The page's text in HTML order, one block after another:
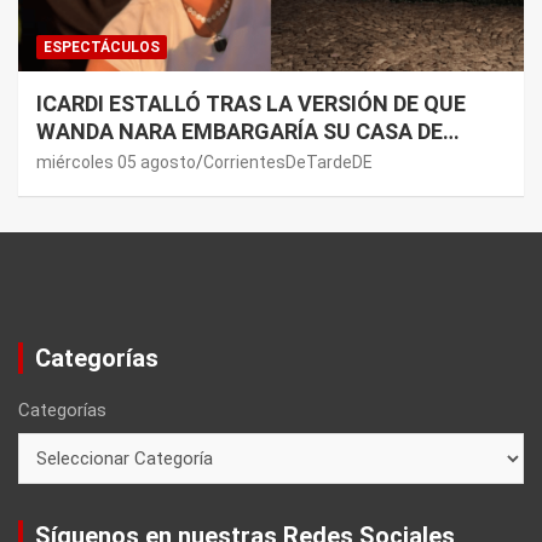
ESPECTÁCULOS
ICARDI ESTALLÓ TRAS LA VERSIÓN DE QUE
WANDA NARA EMBARGARÍA SU CASA DE
NORDELTA: “NECESITAN RASCAR DE ALGÚN
miércoles 05 agosto CorrientesDeTardeDE
Categorías
Categorías
Síguenos en nuestras Redes Sociales